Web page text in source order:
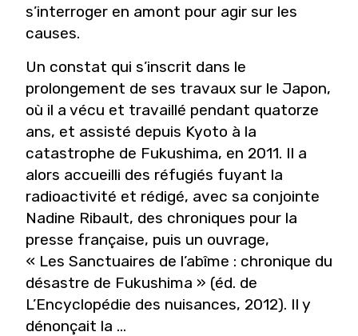
s’interroger en amont pour agir sur les
causes.
Un constat qui s’inscrit dans le
prolongement de ses travaux sur le Japon,
où il a vécu et travaillé pendant quatorze
ans, et assisté depuis Kyoto à la
catastrophe de Fukushima, en 2011. Il a
alors accueilli des réfugiés fuyant la
radioactivité et rédigé, avec sa conjointe
Nadine Ribault, des chroniques pour la
presse française, puis un ouvrage,
« Les Sanctuaires de l’abîme : chronique du
désastre de Fukushima » (éd. de
L’Encyclopédie des nuisances, 2012). Il y
dénonçait la ...